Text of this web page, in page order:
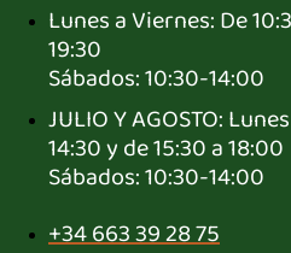
Lunes a Viernes: De
19:30
Sábados: 10:30-14:00
JULIO Y AGOSTO:
14:30 y de 15:30 a 18:00
Sábados: 10:30-14:00
+34 663 39 28 75